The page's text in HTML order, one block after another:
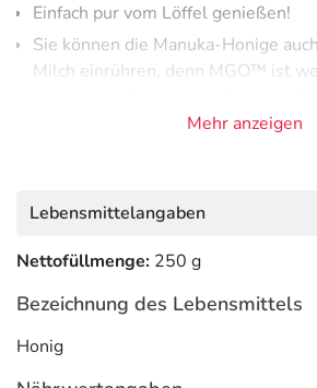
Einfach pur vom Löffel genießen!
Sie können die Manuka-Honige
Milch einrühren, denn MGO™ ist
vorkommende Verbindung, die
Die Forschungspartner des
Methylglyoxal (MGO™) als
Manuka-Honigen.
Mehr anzeigen
Lebensmittelangaben
Nettofüllmenge: 250 g
Bezeichnung des Lebensmittels
Honig